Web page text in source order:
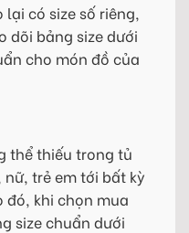
có size số riêng,
dõi bảng size dưới
cho món đồ của
thể thiếu trong tủ
trẻ em tới bất kỳ
đó, khi chọn mua
size chuẩn dưới